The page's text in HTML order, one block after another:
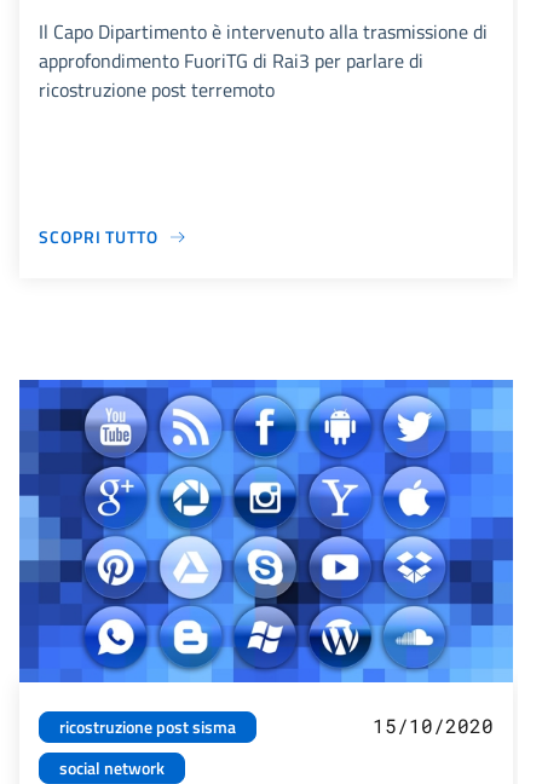
Il Capo Dipartimento è intervenuto alla trasmissione di
approfondimento FuoriTG di Rai3 per parlare di
ricostruzione post terremoto
SCOPRI TUTTO
ricostruzione post sisma
social network
15/10/2020